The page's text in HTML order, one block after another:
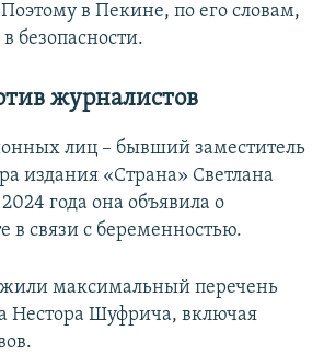
в Пекине, по его словам,
в безопасности.
журналистов
лиц – бывший заместитель
издания «Страна» Светлана
года она объявила о
в связи с беременностью.
максимальный перечень
Нестора Шуфрича, включая